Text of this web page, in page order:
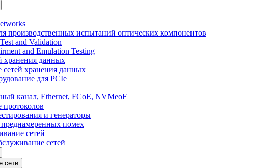
производственных испытаний оптических компонентов
and Validation
and Emulation Testing
хранения данных
сетей хранения данных
для PCIe
канал, Ethernet, FCoE, NVMeoF
протоколов
и генераторы
помех
сетей
сетей
сети